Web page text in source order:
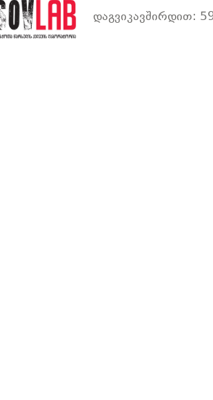
დაგვიკავშირდით: